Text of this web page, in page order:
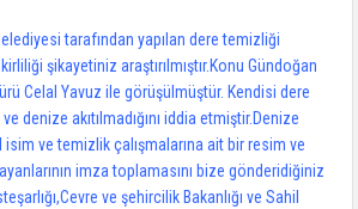
tarafından yapılan dere temizliği
şikayetiniz araştırılmıştır.Konu Gündoğan
Celal Yavuz ile görüşülmüştür. Kendisi dere
denize akıtılmadığını iddia etmiştir.Denize
ve temizlik çalışmalarına ait bir resim ve
imza toplamasını bize gönderidiğiniz
ve şehircilik Bakanlığı ve Sahil